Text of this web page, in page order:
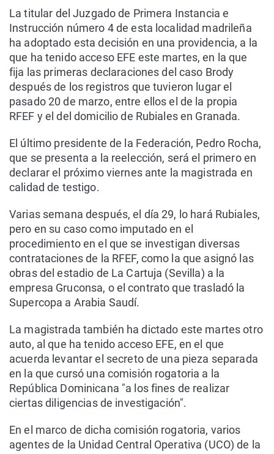
La titular del Juzgado de Primera Instancia e
Instrucción número 4 de esta localidad madrileña
ha adoptado esta decisión en una providencia, a la
que ha tenido acceso EFE este martes, en la que
fija las primeras declaraciones del caso Brody
después de los registros que tuvieron lugar el
pasado 20 de marzo, entre ellos el de la propia
RFEF y el del domicilio de Rubiales en Granada.
El último presidente de la Federación, Pedro Rocha,
que se presenta a la reelección, será el primero en
declarar el próximo viernes ante la magistrada en
calidad de testigo.
Varias semana después, el día 29, lo hará Rubiales,
pero en su caso como imputado en el
procedimiento en el que se investigan diversas
contrataciones de la RFEF, como la que asignó las
obras del estadio de La Cartuja (Sevilla) a la
empresa Gruconsa, o el contrato que trasladó la
Supercopa a Arabia Saudí.
La magistrada también ha dictado este martes otro
auto, al que ha tenido acceso EFE, en el que
acuerda levantar el secreto de una pieza separada
en la que cursó una comisión rogatoria a la
República Dominicana "a los fines de realizar
ciertas diligencias de investigación".
En el marco de dicha comisión rogatoria, varios
agentes de la Unidad Central Operativa (UCO) de la